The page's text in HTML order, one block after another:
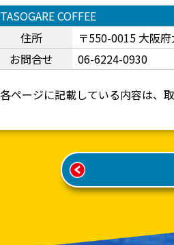
TASOGARE COFFEE
住所
〒550-0015 大阪
お問合せ
06-6224-0930
ページに記載している内容は、